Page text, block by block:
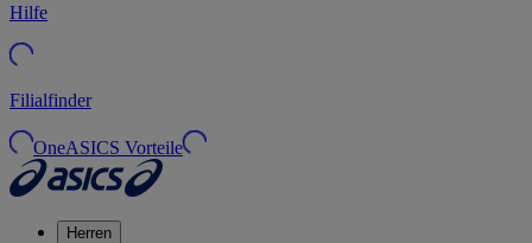
Hilfe
Filialfinder
OneASICS Vorteile
Herren